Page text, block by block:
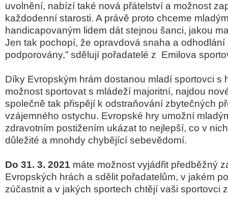
uvolnění, nabízí také nová přátelství a možnost
každodenní starosti. A právě proto chceme
handicapovaným lidem dát stejnou šanci, jakou
Jen tak pochopí, že opravdová snaha a odhodlání
podporovány,” sdělují pořadatelé z Emilova
Díky Evropským hrám dostanou mladí sportovci s
možnost sportovat s mládeží majoritní, najdou
společně tak přispějí k odstraňování zbytečných
vzájemného ostychu. Evropské hry umožní
zdravotním postižením ukázat to nejlepší, co v
důležité a mnohdy chybějící sebevědomí.
Do 31. 3. 2021 máte možnost vyjádřit předběžný
Evropských hrách a sdělit pořadatelům, v jakém
zúčastnit a v jakých sportech chtějí vaši sportovci